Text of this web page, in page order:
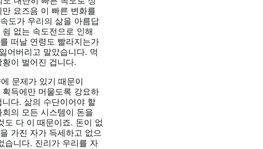
요즈음 이 빠른 변화를
도가 우리의 삶을 아름답
없는 속도전으로 인해
떠날 연령도 빨라지는가
어버리고 말았습니다. 먹
이 벌어진 겁니다.
문제가 있기 때문이
득에만 머물도록 강요하
다. 삶의 수단이어야 할
의 모든 시스템이 돈을
도 다 이 때문이죠. 돈이 없
가진 자가 득세하고 없으
습니다. 진리가 우리를 자